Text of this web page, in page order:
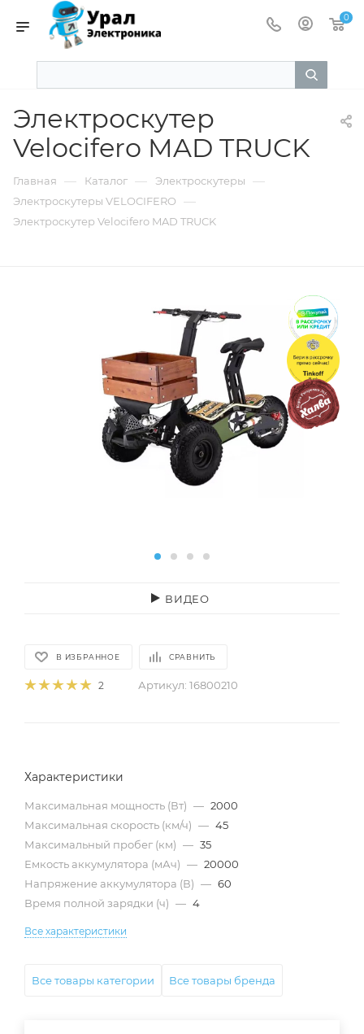
0
Электроскутер
Velocifero MAD TRUCK
Главная — Каталог — Электроскутеры —
Электроскутеры VELOCIFERO —
Электроскутер Velocifero MAD TRUCK
ВИДЕО
В ИЗБРАННОЕ СРАВНИТЬ
2 Артикул: 16800210
Характеристики
Максимальная мощность (Вт) — 2000
Максимальная скорость (км/ч) — 45
Максимальный пробег (км) — 35
Емкость аккумулятора (мАч) — 20000
Напряжение аккумулятора (В) — 60
Время полной зарядки (ч) — 4
Все характеристики
Все товары категории Все товары бренда